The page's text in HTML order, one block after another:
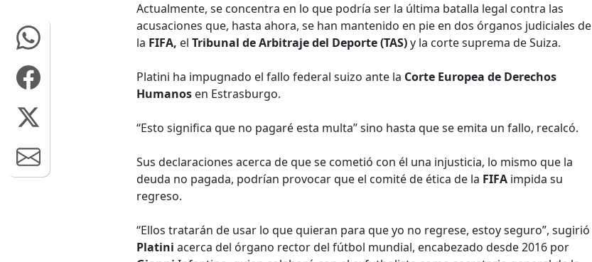
Actualmente, se concentra en lo que podría ser la última batalla legal contra las
acusaciones que, hasta ahora, se han mantenido en pie en dos órganos judiciales de
la FIFA, el Tribunal de Arbitraje del Deporte (TAS)y la corte suprema de Suiza.
Platini ha impugnado el fallo federal suizo ante la Corte Europea de Derechos
Humanos en Estrasburgo.
“Esto significa que no pagaré esta multa” sino hasta que se emita un fallo, recalcó.
Sus declaraciones acerca de que se cometió con él una injusticia, lo mismo que la
deuda no pagada, podrían provocar que el comité de ética de la FIFA impida su
regreso.
“Ellos tratarán de usar lo que quieran para que yo no regrese, estoy seguro”, sugirió
Platini acerca del órgano rector del fútbol mundial, encabezado desde 2016 por